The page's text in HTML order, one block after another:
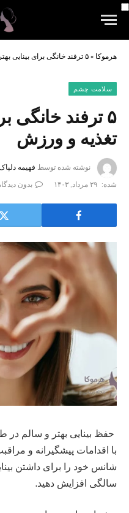
هرموکا » ۵ ترفند خانگی برای بینایی بهتر با تغذیه و ورزش
سلامت چشم
۵ ترفند خانگی
تغذیه و ورزش
نوشته شده توسط فهیمه
شده: ۲۹ مرداد, ۱۴۰۳ بدون
حفظ بینایی بهتر و سالم
با اقدامات پیشگیرانه و
سالگی افزایش دهید.